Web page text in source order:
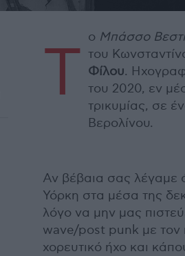
Τ ο Μπάσσο
του
Φίλου.
του 2020, εν
τρικυμίας, σε
Βερολίνου.
Αν βέβαια σας λέγαμε
Υόρκη στα μέσα της
λόγο να μην μας
wave/post punk με τον
χορευτικό ήχο και